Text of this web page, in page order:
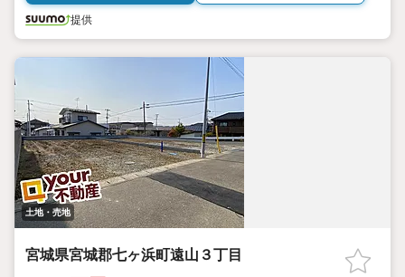
提供
土地・売地
宮城県宮城郡七ヶ浜町遠山３丁目